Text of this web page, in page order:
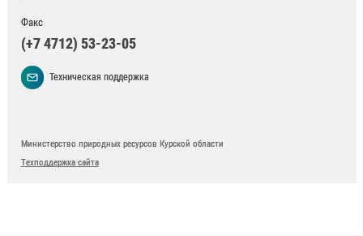
Факс
(+7 4712) 53-23-05
Техническая поддержка
Министерство природных ресурсов Курской области
Техподдержка сайта